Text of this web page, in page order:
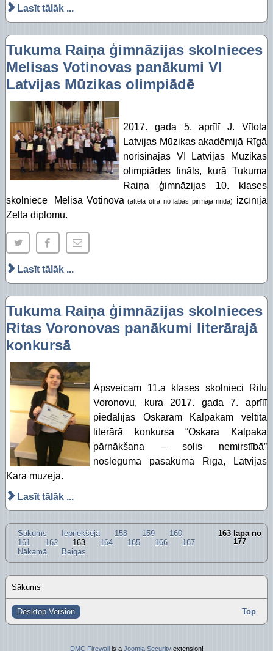
Lasīt tālāk ...
Tukuma Raiņa ģimnāzijas skolnieces
Melisas Votinovas panākumi VI
Latvijas Mūzikas olimpiādē
2017. gada 5. aprīlī J. Vītola
Latvijas Mūzikas akadēmijā Rīgā
norisinājās VI Latvijas Mūzikas
olimpiādes fināls, kurā Tukuma
Raiņa ģimnāzijas 10. klases
skolniece Melisa Votinova(attēlā otrā no labās pirmajā rindā)
izcīnīja
Zelta diplomu.
Lasīt tālāk ...
Tukuma Raiņa ģimnāzijas skolnieces
Ritas Voronovas panākumi literārajā
konkursā
Apsveicam 11.a klases skolnieci Ritu
Voronovu, kura 2017. gada 7. aprīlī
piedalījās Oskaram Kalpakam veltītā
literārā konkursa “Oskara Kalpaka
pārnākšana – solis nemirstībā”
noslēguma pasākumā Rīgā, Latvijas
Kara muzejā.
Lasīt tālāk ...
163 lapa no
177
Sākums Iepriekšējā 158 159
160
161
162 163 164 165 166
167
Nākamā
Beigas
Sākums
Desktop Version Top
DMC Firewall is a Joomla Securityextension!